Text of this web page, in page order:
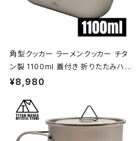
角型クッカー ラーメンクッカー チタ
ン製 1100ml 蓋付き 折りたたみハン
ドル付 超軽量 頑丈 直火OK 鍋 フラ
ンプ アウトドア キャンプ用品 収納袋
付き
¥8,980